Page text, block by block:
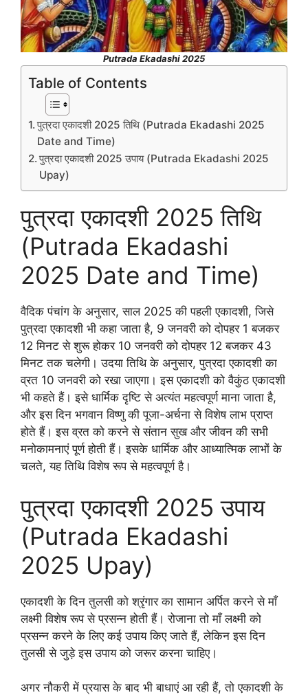
Putrada Ekadashi 2025
Table of Contents
पुत्रदा एकादशी 2025 तिथि (Putrada Ekadashi 2025
Date and Time)
पुत्रदा एकादशी 2025 उपाय (Putrada Ekadashi 2025
Upay)
पुत्रदा एकादशी 2025 तिथि
(Putrada Ekadashi
2025 Date and Time)
वैदिक पंचांग के अनुसार, साल 2025 की पहली एकादशी, जिसे
पुत्रदा एकादशी भी कहा जाता है, 9 जनवरी को दोपहर 1 बजकर
12 मिनट से शुरू होकर 10 जनवरी को दोपहर 12 बजकर 43
मिनट तक चलेगी। उदया तिथि के अनुसार, पुत्रदा एकादशी का
व्रत 10 जनवरी को रखा जाएगा। इस एकादशी को वैकुंठ एकादशी
भी कहते हैं। इसे धार्मिक दृष्टि से अत्यंत महत्वपूर्ण माना जाता है,
और इस दिन भगवान विष्णु की पूजा-अर्चना से विशेष लाभ प्राप्त
होते हैं। इस व्रत को करने से संतान सुख और जीवन की सभी
मनोकामनाएं पूर्ण होती हैं। इसके धार्मिक और आध्यात्मिक लाभों के
चलते, यह तिथि विशेष रूप से महत्वपूर्ण है।
पुत्रदा एकादशी 2025 उपाय
(Putrada Ekadashi
2025 Upay)
एकादशी के दिन तुलसी को श्रृंगार का सामान अर्पित करने से माँ
लक्ष्मी विशेष रूप से प्रसन्न होती हैं। रोजाना तो माँ लक्ष्मी को
प्रसन्न करने के लिए कई उपाय किए जाते हैं, लेकिन इस दिन
तुलसी से जुड़े इस उपाय को जरूर करना चाहिए।
अगर नौकरी में प्रयास के बाद भी बाधाएं आ रही हैं, तो एकादशी के